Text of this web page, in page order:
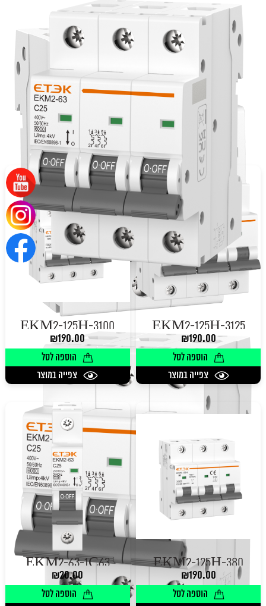
מוצרים נוספים
EKM2-125H-3125
₪190.00
הוספה לסל
צפייה במוצר
EKM2-125H-3100
₪190.00
הוספה לסל
צפייה במוצר
EKM2-125H-380
₪190.00
הוספה לסל
EKM2-63-1C63
₪20.00
הוספה לסל